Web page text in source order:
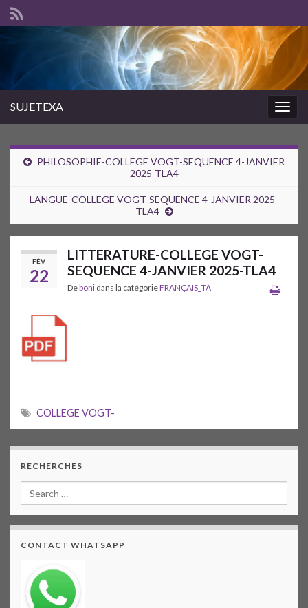
SUJETEXA
PHILOSOPHIE-COLLEGE VOGT-SEQUENCE 4-JANVIER
2025-TLA4
LANGUE-COLLEGE VOGT-SEQUENCE 4-JANVIER 2025-
TLA4
FÉV
22
LITTERATURE-COLLEGE VOGT-
SEQUENCE 4-JANVIER 2025-TLA4
Deboni dans la catégorieFRANÇAIS_TA
COLLEGE VOGT-
RECHERCHES
CONTACT WHATSAPP